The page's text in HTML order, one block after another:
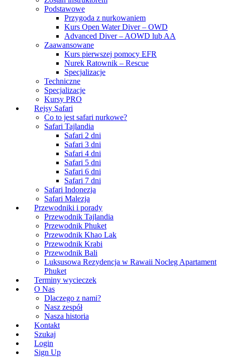
Podstawowe
Przygoda z nurkowaniem
Kurs Open Water Diver – OWD
Advanced Diver – AOWD lub AA
Zaawansowane
Kurs pierwszej pomocy EFR
Nurek Ratownik – Rescue
Specjalizacje
Techniczne
Specjalizacje
Kursy PRO
Rejsy Safari
Co to jest safari nurkowe?
Safari Tajlandia
Safari 2 dni
Safari 3 dni
Safari 4 dni
Safari 5 dni
Safari 6 dni
Safari 7 dni
Safari Indonezja
Safari Malezja
Przewodniki i porady
Przewodnik Tajlandia
Przewodnik Phuket
Przewodnik Khao Lak
Przewodnik Krabi
Przewodnik Bali
Luksusowa Rezydencja w Rawaii Nocleg Apartament
Phuket
Terminy wycieczek
O Nas
Dlaczego z nami?
Nasz zespół
Nasza historia
Kontakt
Szukaj
Login
Sign Up